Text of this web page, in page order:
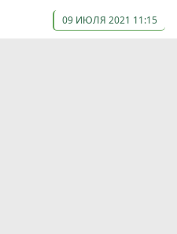
09 ИЮЛЯ 2021 11:15